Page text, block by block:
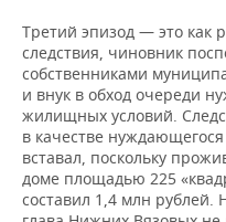
Третий эпизод — это как
следствия, чиновник
собственниками
и внук в обход очереди
жилищных условий.
в качестве
вставал, поскольку
доме площадью 225
составил 1,4 млн рублей.